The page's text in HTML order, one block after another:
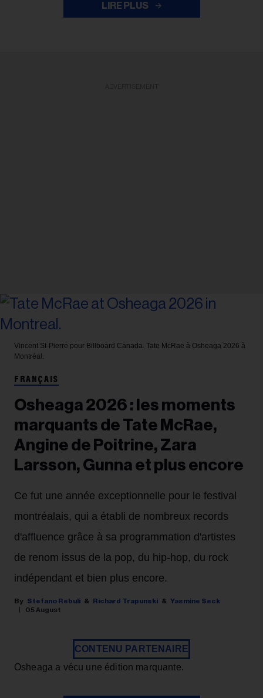
LIRE PLUS
Vincent St-Pierre pour Billboard Canada. Tate McRae à Osheaga 2026 à
Montréal.
FRANÇAIS
Osheaga 2026 : les moments
marquants de Tate McRae,
Angine de Poitrine, Zara
Larsson, Gunna et plus encore
Ce fut une année exceptionnelle pour le festival
montréalais, qui a établi de nombreux records
d'affluence grâce à sa programmation d'artistes
de renom issus de la pop, du hip-hop, du rock
indépendant et bien plus encore.
Stefano Rebuli Richard Trapunski
Yasmine Seck
05 August
CONTENU PARTENAIRE
Osheaga a vécu une édition marquante.